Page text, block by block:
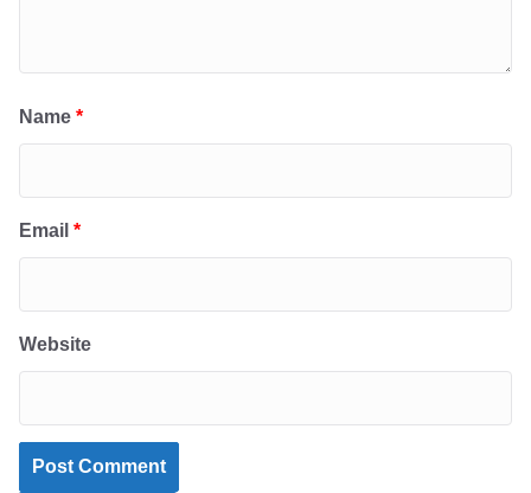
Name *
Email *
Website